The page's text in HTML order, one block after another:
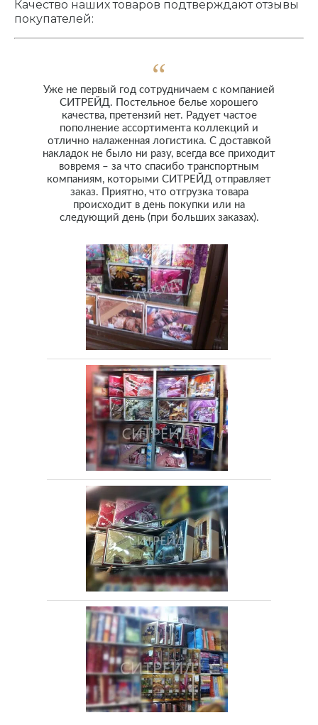
Качество наших товаров подтверждают отзывы
покупателей:
Уже не первый год сотрудничаем с компанией
СИТРЕЙД. Постельное белье хорошего
качества, претензий нет. Радует частое
пополнение ассортимента коллекций и
отлично налаженная логистика. С доставкой
накладок не было ни разу, всегда все приходит
вовремя – за что спасибо транспортным
компаниям, которыми СИТРЕЙД отправляет
заказ. Приятно, что отгрузка товара
происходит в день покупки или на
следующий день (при больших заказах).